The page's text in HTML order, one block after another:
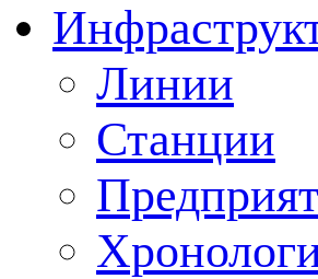
Линии
Станции